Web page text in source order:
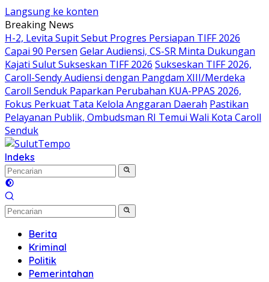
Langsung ke konten
Breaking News
H-2, Levita Supit Sebut Progres Persiapan TIFF 2026
Capai 90 Persen Gelar Audiensi, CS-SR Minta Dukungan
Kajati Sulut Sukseskan TIFF 2026 Sukseskan TIFF 2026,
Caroll-Sendy Audiensi dengan Pangdam XIII/Merdeka
Caroll Senduk Paparkan Perubahan KUA-PPAS 2026,
Fokus Perkuat Tata Kelola Anggaran Daerah Pastikan
Pelayanan Publik, Ombudsman RI Temui Wali Kota Caroll
Senduk
Indeks
Berita
Kriminal
Politik
Pemerintahan